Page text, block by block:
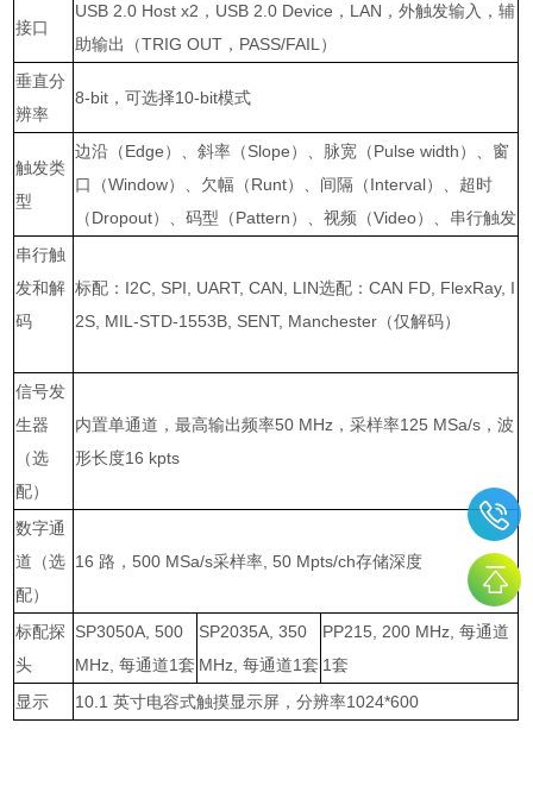
接口
USB 2.0 Host x2 ， USB 2.0 Device ， LAN ，外触发输入，辅
助输出（TRIG OUT ， PASS/FAIL）
垂直分
辨率
8-bit ，可选择10-bit模式
触发类
型
边沿（Edge）、斜率（Slope）、脉宽（Pulse width）、窗
口（Window）、欠幅（Runt）、间隔（Interval）、超时
（Dropout）、码型（Pattern）、视频（Video）、串行触发
串行触
发和解
码
标配： I2C, SPI, UART, CAN, LIN选配：CAN FD, FlexRay, I
2S, MIL-STD-1553B, SENT, Manchester （仅解码）
信号发
生器
（选
配）
内置单通道，最高输出频率50 MHz ，采样率125 MSa/s ，波
形长度16 kpts
数字通
道（选
配）
16 路，500 MSa/s采样率, 50 Mpts/ch存储深度
标配探
头
SP3050A, 500
MHz,每通道1套
SP2035A, 350
MHz,每通道1套
PP215, 200 MHz,每通道
1套
显示
10.1英寸电容式触摸显示屏，分辨率1024*600